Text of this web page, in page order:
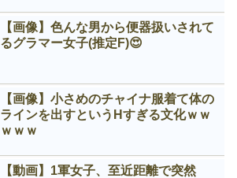
【画像】色んな男から便器扱いされて
るグラマー女子(推定F)😍
【画像】小さめのチャイナ服着て体の
ラインを出すというНすぎる文化ｗｗ
ｗｗｗ
【動画】1軍女子、至近距離で突然